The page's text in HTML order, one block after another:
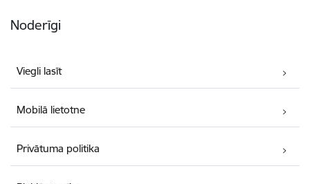
Noderīgi
Viegli lasīt
Mobilā lietotne
Privātuma politika